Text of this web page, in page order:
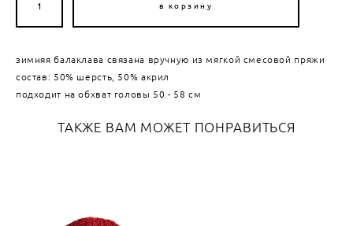
в корзину
зимняя балаклава связана вручную из мягкой смесовой пряжи
состав: 50% шерсть, 50% акрил
подходит на обхват головы 50 - 58 см
ТАКЖЕ ВАМ МОЖЕТ ПОНРАВИТЬСЯ